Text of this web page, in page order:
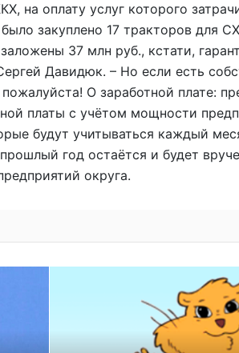
на оплату услуг которого
закуплено 17 тракторов для
37 млн руб., кстати,
Давидюк. – Но если есть
О заработной плате:
платы с учётом мощности
будут учитываться каждый
год остаётся и будет
округа.